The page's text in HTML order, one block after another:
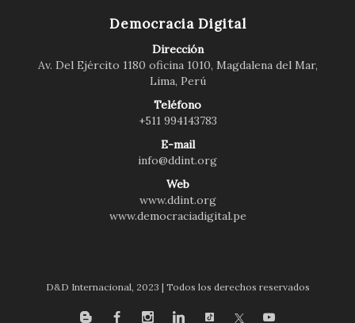
Democracia Digital
Dirección
Av. Del Ejército 1180 oficina 1010, Magdalena del Mar,
Lima, Perú
Teléfono
+511 994143783
E-mail
info@ddint.org
Web
www.ddint.org
www.democraciadigital.pe
D&D Internacional, 2023 | Todos los derechos reservados